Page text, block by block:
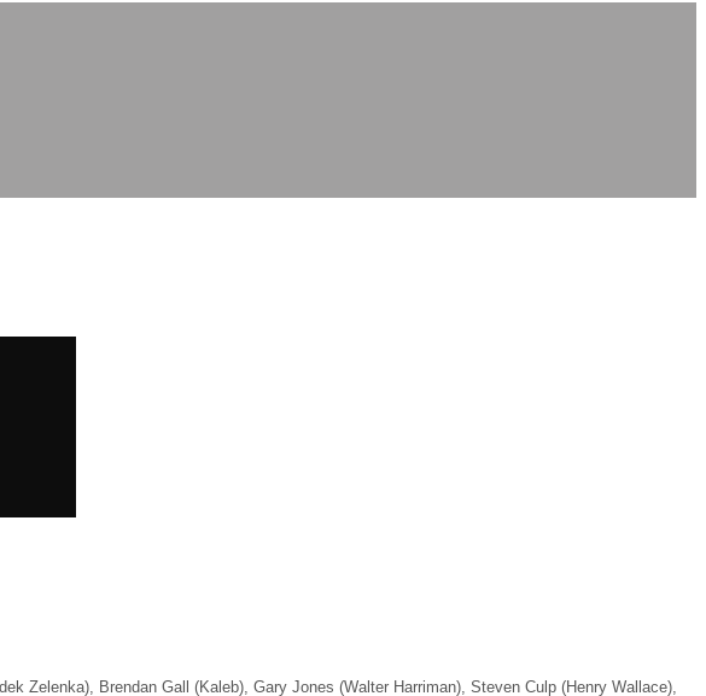
Zelenka), Brendan Gall (Kaleb), Gary Jones (Walter Harriman), Steven Culp (Henry Wallace),